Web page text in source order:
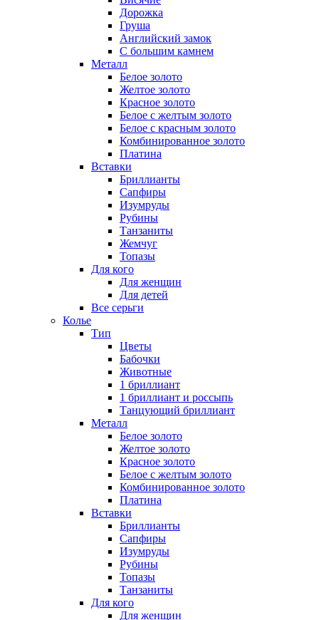
Дорожка
Груша
Английский замок
С большим камнем
Металл
Белое золото
Желтое золото
Красное золото
Белое с желтым золото
Белое с красным золото
Комбинированное золото
Платина
Вставки
Бриллианты
Сапфиры
Изумруды
Рубины
Танзаниты
Жемчуг
Топазы
Для кого
Для женщин
Для детей
Все серьги
Колье
Тип
Цветы
Бабочки
Животные
1 бриллиант
1 бриллиант и россыпь
Танцующий бриллиант
Металл
Белое золото
Желтое золото
Красное золото
Белое с желтым золото
Комбинированное золото
Платина
Вставки
Бриллианты
Сапфиры
Изумруды
Рубины
Топазы
Танзаниты
Для кого
Для женщин